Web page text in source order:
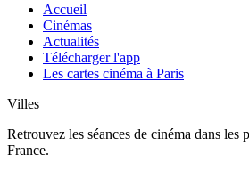
Accueil
Cinémas
Actualités
Télécharger l'app
Les cartes cinéma à Paris
Villes
Retrouvez les séances de cinéma dans les
France.